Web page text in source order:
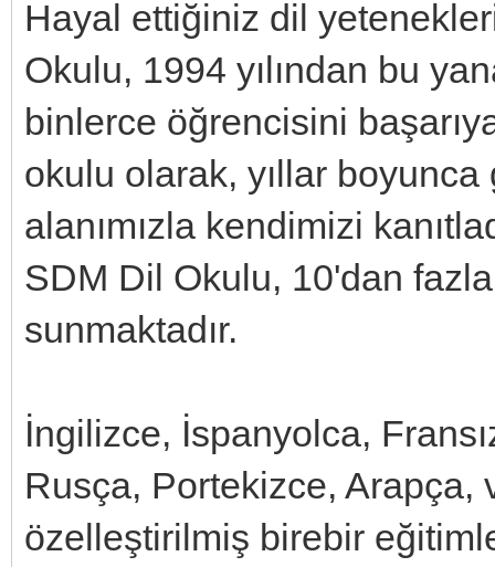
Hayal ettiğiniz dil
Okulu, 1994 yılından bu
binlerce öğrencisini
okulu olarak, yıllar
alanımızla kendimizi
SDM Dil Okulu, 10'dan
sunmaktadır.
İngilizce, İspanyolca,
Rusça, Portekizce,
özelleştirilmiş birebir